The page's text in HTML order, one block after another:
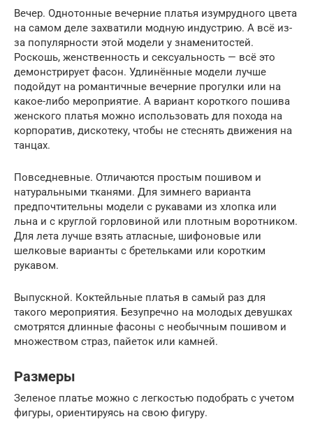
Вечер. Однотонные вечерние платья изумрудного цвета
на самом деле захватили модную индустрию. А всё из-
за популярности этой модели у знаменитостей.
Роскошь, женственность и сексуальность — всё это
демонстрирует фасон. Удлинённые модели лучше
подойдут на романтичные вечерние прогулки или на
какое-либо мероприятие. А вариант короткого пошива
женского платья можно использовать для похода на
корпоратив, дискотеку, чтобы не стеснять движения на
танцах.
Повседневные. Отличаются простым пошивом и
натуральными тканями. Для зимнего варианта
предпочтительны модели с рукавами из хлопка или
льна и с круглой горловиной или плотным воротником.
Для лета лучше взять атласные, шифоновые или
шелковые варианты с бретельками или коротким
рукавом.
Выпускной. Коктейльные платья в самый раз для
такого мероприятия. Безупречно на молодых девушках
смотрятся длинные фасоны с необычным пошивом и
множеством страз, пайеток или камней.
Размеры
Зеленое платье можно с легкостью подобрать с учетом
фигуры, ориентируясь на свою фигуру.